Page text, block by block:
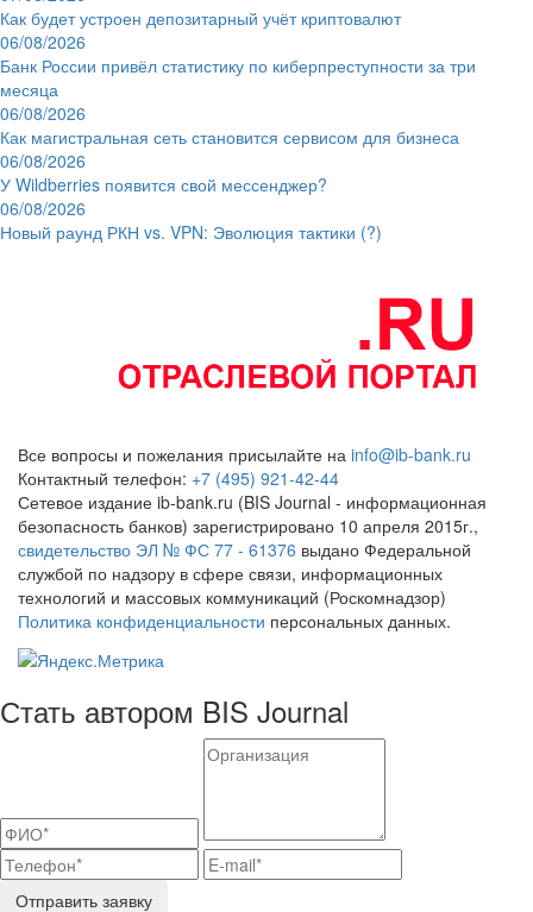
Как будет устроен депозитарный учёт криптовалют
06/08/2026
Банк России привёл статистику по киберпреступности за три
месяца
06/08/2026
Как магистральная сеть становится сервисом для бизнеса
06/08/2026
У Wildberries появится свой мессенджер?
06/08/2026
Новый раунд РКН vs. VPN: Эволюция тактики (?)
Все вопросы и пожелания присылайте на info@ib-bank.ru
Контактный телефон: +7 (495) 921-42-44
Сетевое издание ib-bank.ru (BIS Journal - информационная
безопасность банков) зарегистрировано 10 апреля 2015г.,
свидетельство ЭЛ № ФС 77 - 61376 выдано Федеральной
службой по надзору в сфере связи, информационных
технологий и массовых коммуникаций (Роскомнадзор)
Политика конфиденциальности персональных данных.
Стать автором BIS Journal
Отправить заявку